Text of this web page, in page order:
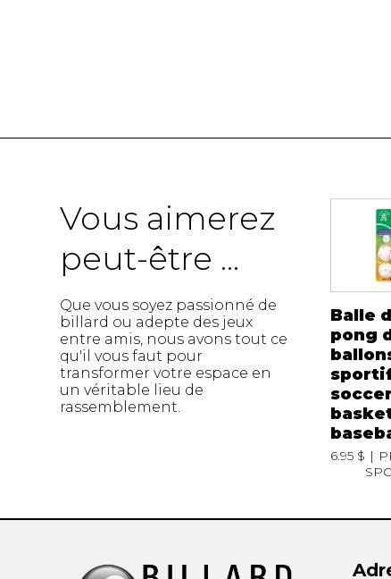
Vous aimerez
peut-être ...
Que vous soyez passionné de
billard ou adepte des jeux
entre amis, nous avons tout ce
qu'il vous faut pour
transformer votre espace en
un véritable lieu de
rassemblement.
Balle
pong
6.95 $